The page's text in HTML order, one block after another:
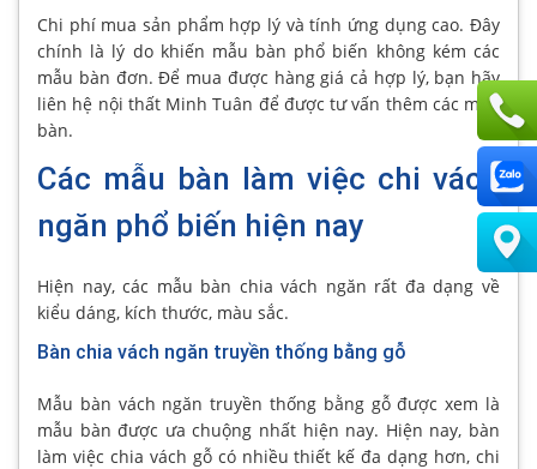
Chi phí mua sản phẩm hợp lý và tính ứng dụng cao. Đây
chính là lý do khiến mẫu bàn phổ biến không kém các
mẫu bàn đơn. Để mua được hàng giá cả hợp lý, bạn hãy
liên hệ nội thất Minh Tuân để được tư vấn thêm các mẫu
bàn.
Các mẫu bàn làm việc chi vách
ngăn phổ biến hiện nay
Hiện nay, các mẫu bàn chia vách ngăn rất đa dạng về
kiểu dáng, kích thước, màu sắc.
Bàn chia vách ngăn truyền thống bằng gỗ
Mẫu bàn vách ngăn truyền thống bằng gỗ được xem là
mẫu bàn được ưa chuộng nhất hiện nay. Hiện nay, bàn
làm việc chia vách gỗ có nhiều thiết kế đa dạng hơn, chi